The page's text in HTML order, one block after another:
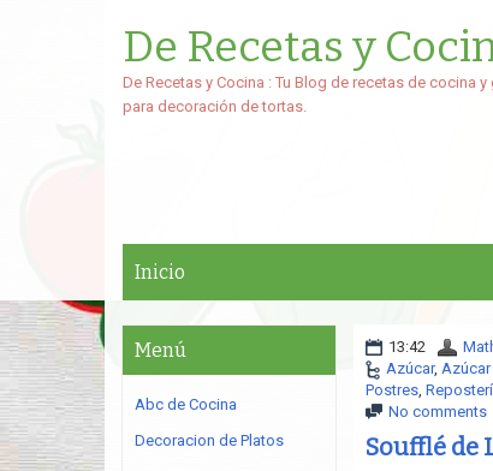
De Recetas y
De Recetas y Cocina : Tu Blog de recetas de
para decoración de tortas.
Inicio
13:42
Azúcar,
Postres,
No comments
Soufflé de
Menú
Abc de Cocina
Decoracion de Platos